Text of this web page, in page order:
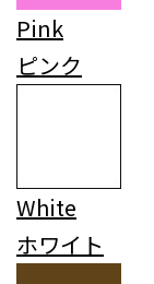
Pink
ピンク
White
ホワイト